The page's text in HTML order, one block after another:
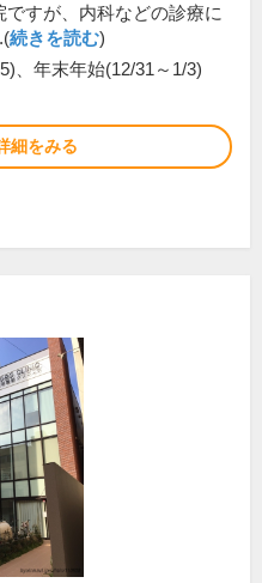
ですが、内科などの診療に
続きを読む)
、年末年始(12/31～1/3)
細をみる